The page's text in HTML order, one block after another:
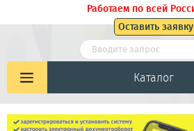
Работаем по всей
Оставить заявку
Каталог